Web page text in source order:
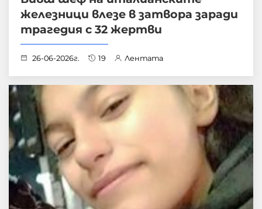
железници влезе в затвора заради
трагедия с 32 жертви
26-06-2026г. 19 Лентата